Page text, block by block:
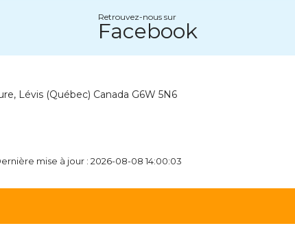
Retrouvez-nous sur
Facebook
Lévis (Québec) Canada G6W 5N6
mise à jour : 2026-08-08 14:00:03